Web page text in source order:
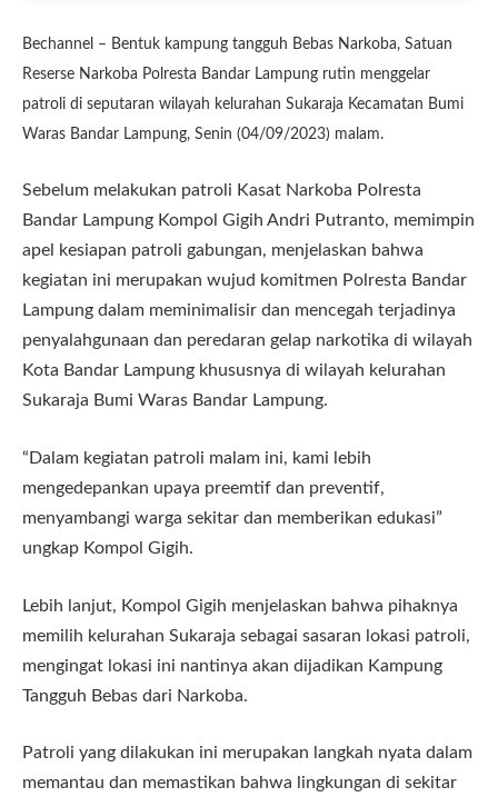
Bechannel – Bentuk kampung tangguh Bebas Narkoba, Satuan
Reserse Narkoba Polresta Bandar Lampung rutin menggelar
patroli di seputaran wilayah kelurahan Sukaraja Kecamatan Bumi
Waras Bandar Lampung, Senin (04/09/2023) malam.
Sebelum melakukan patroli Kasat Narkoba Polresta
Bandar Lampung Kompol Gigih Andri Putranto, memimpin
apel kesiapan patroli gabungan, menjelaskan bahwa
kegiatan ini merupakan wujud komitmen Polresta Bandar
Lampung dalam meminimalisir dan mencegah terjadinya
penyalahgunaan dan peredaran gelap narkotika di wilayah
Kota Bandar Lampung khususnya di wilayah kelurahan
Sukaraja Bumi Waras Bandar Lampung.
“Dalam kegiatan patroli malam ini, kami lebih
mengedepankan upaya preemtif dan preventif,
menyambangi warga sekitar dan memberikan edukasi”
ungkap Kompol Gigih.
Lebih lanjut, Kompol Gigih menjelaskan bahwa pihaknya
memilih kelurahan Sukaraja sebagai sasaran lokasi patroli,
mengingat lokasi ini nantinya akan dijadikan Kampung
Tangguh Bebas dari Narkoba.
Patroli yang dilakukan ini merupakan langkah nyata dalam
memantau dan memastikan bahwa lingkungan di sekitar